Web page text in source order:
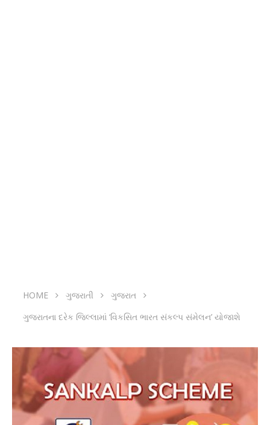
HOME ગુજરાતી
ગુજરાત
ગુજરાતના દરેક જિલ્લામાં ‘વિકસિત ભારત સંકલ્પ સંમેલન’ યોજાશે